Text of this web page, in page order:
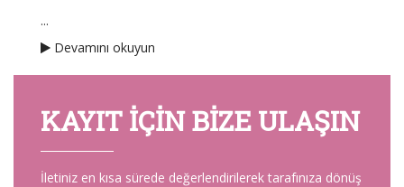
...
Devamını okuyun
KAYIT IÇIN BIZE ULAŞIN
İletiniz en kısa sürede değerlendirilerek tarafınıza dönüş